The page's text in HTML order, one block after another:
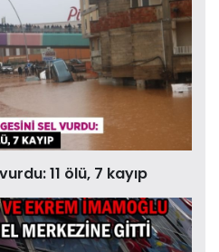
11 ölü, 7 kayıp